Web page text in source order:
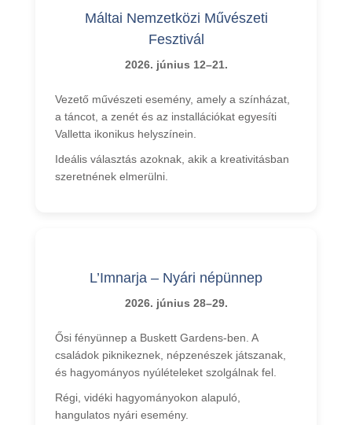
Máltai Nemzetközi Művészeti
Fesztivál
2026. június 12–21.
Vezető művészeti esemény, amely a színházat,
a táncot, a zenét és az installációkat egyesíti
Valletta ikonikus helyszínein.
Ideális választás azoknak, akik a kreativitásban
szeretnének elmerülni.
L’Imnarja – Nyári népünnep
2026. június 28–29.
Ősi fényünnep a Buskett Gardens-ben. A
családok piknikeznek, népzenészek játszanak,
és hagyományos nyúlételeket szolgálnak fel.
Régi, vidéki hagyományokon alapuló,
hangulatos nyári esemény.